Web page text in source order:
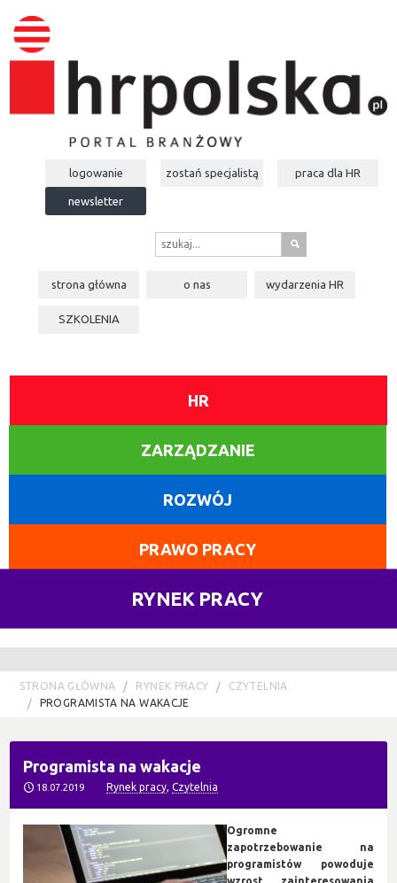
logowanie zostań specjalistą praca dla HR
newsletter
s
strona główna o nas wydarzeniaHR
SZKOLENIA
HR
ZARZĄDZANIE
ROZWÓJ
PRAWO PRACY
RYNEK PRACY
STRONA GŁÓWNA RYNEK PRACY
CZYTELNIA
PROGRAMISTA NA WAKACJE
Programista na wakacje
18.07.2019 Rynek pracy,Czytelnia
Ogromne
zapotrzebowanie na
programistów powoduje
wzrost zainteresowania